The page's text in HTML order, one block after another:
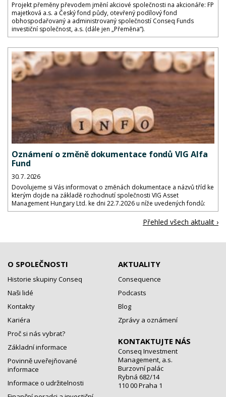
Projekt přeměny převodem jmění akciové společnosti na akcionáře: FP
majetková a.s. a Český fond půdy, otevřený podílový fond
obhospodařovaný a administrovaný společností Conseq Funds
investiční společnost, a.s. (dále jen „Přeměna“).
Oznámení o změně dokumentace fondů VIG Alfa
Fund
30. 7. 2026
Dovolujeme si Vás informovat o změnách dokumentace a názvů tříd ke
kterým dojde na základě rozhodnutí společnosti VIG Asset
Management Hungary Ltd. ke dni 22.7.2026 u níže uvedených fondů:
Přehled všech aktualit ›
O SPOLEČNOSTI
Historie skupiny Conseq
Naši lidé
Kontakty
Kariéra
Proč si nás vybrat?
Základní informace
Povinně uveřejňované
informace
Informace o udržitelnosti
AKTUALITY
Consequence
Podcasts
Blog
Zprávy a oznámení
KONTAKTUJTE NÁS
Conseq Investment
Management, a.s.
Burzovní palác
Rybná 682/14
110 00 Praha 1